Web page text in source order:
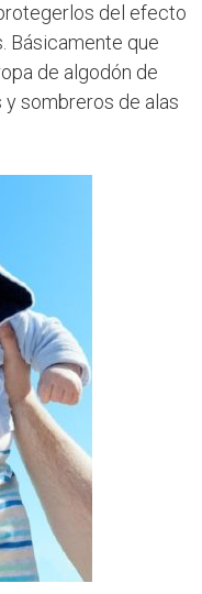
del efecto
Básicamente que
de algodón de
y sombreros de alas